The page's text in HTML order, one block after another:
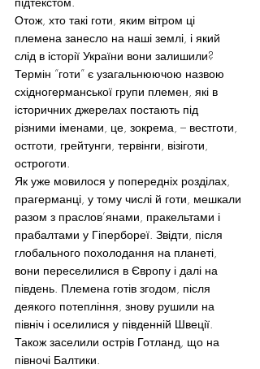
Отож, хто такі готи, яким вітром ці
племена занесло на наші землі, і який
слід в історії України вони залишили?
Термін “готи” є узагальнюючою назвою
східногерманської групи племен, які в
історичних джерелах постають під
різними іменами, це, зокрема, – вестготи,
остготи, грейтунги, тервінги, візіготи,
остроготи.
Як уже мовилося у попередніх розділах,
прагерманці, у тому числі й готи, мешкали
разом з праслов’янами, пракельтами і
прабалтами у Гіпербореї. Звідти, після
глобального похолодання на планеті,
вони переселилися в Європу і далі на
південь. Племена готів згодом, після
деякого потепління, знову рушили на
північ і оселилися у південній Швеції.
Також заселили острів Готланд, що на
півночі Балтики.